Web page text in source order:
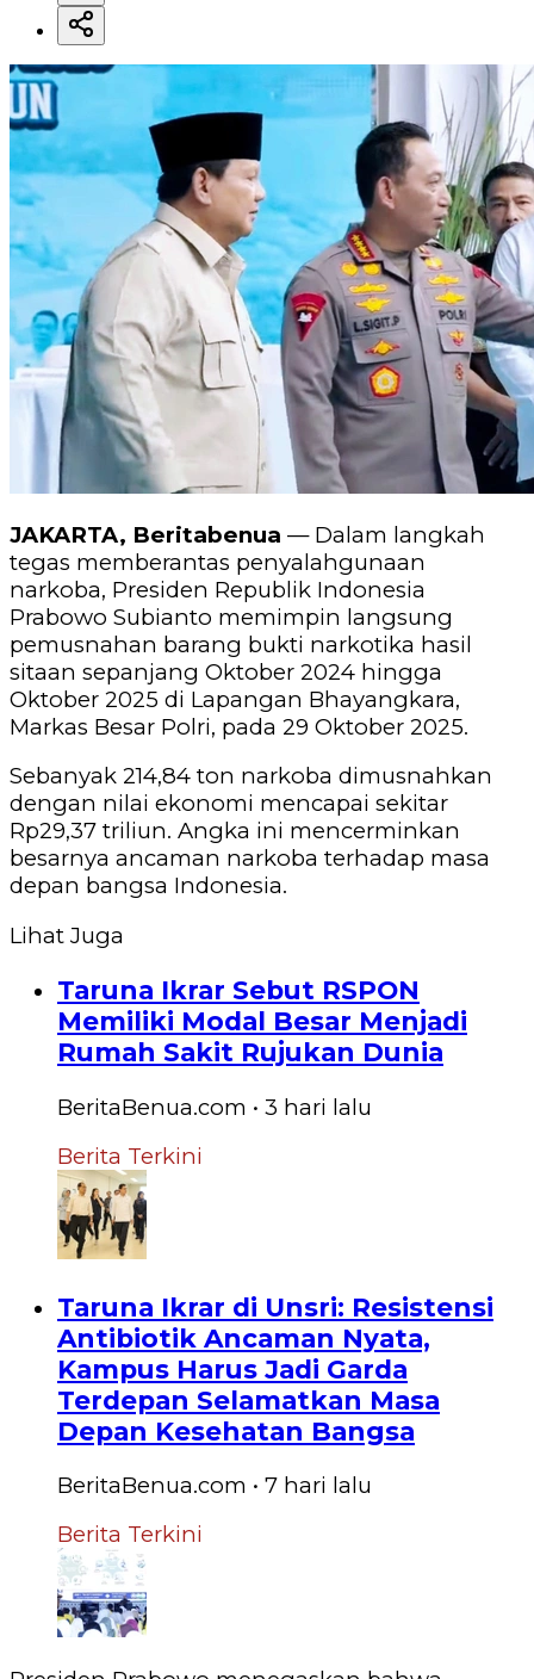
JAKARTA, Beritabenua — Dalam langkah
tegas memberantas penyalahgunaan
narkoba, Presiden Republik Indonesia
Prabowo Subianto memimpin langsung
pemusnahan barang bukti narkotika hasil
sitaan sepanjang Oktober 2024 hingga
Oktober 2025 di Lapangan Bhayangkara,
Markas Besar Polri, pada 29 Oktober 2025.
Sebanyak 214,84 ton narkoba dimusnahkan
dengan nilai ekonomi mencapai sekitar
Rp29,37 triliun. Angka ini mencerminkan
besarnya ancaman narkoba terhadap masa
depan bangsa Indonesia.
Lihat Juga
Taruna Ikrar Sebut RSPON
Memiliki Modal Besar Menjadi
Rumah Sakit Rujukan Dunia
BeritaBenua.com • 3 hari lalu
Berita Terkini
Taruna Ikrar di Unsri: Resistensi
Antibiotik Ancaman Nyata,
Kampus Harus Jadi Garda
Terdepan Selamatkan Masa
Depan Kesehatan Bangsa
BeritaBenua.com • 7 hari lalu
Berita Terkini